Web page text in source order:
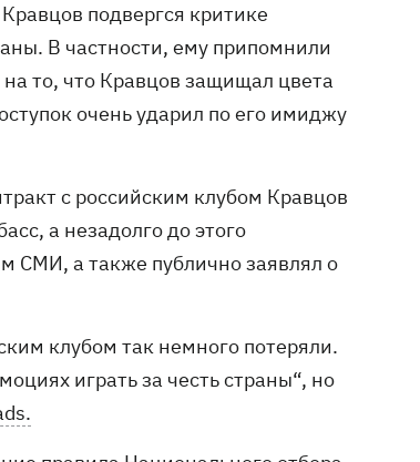
подвергся критике
В частности, ему припомнили
то, что Кравцов защищал цвета
очень ударил по его имиджу
с российским клубом Кравцов
а незадолго до этого
СМИ, а также публично заявлял о
клубом так немного потеряли.
играть за честь страны“, но